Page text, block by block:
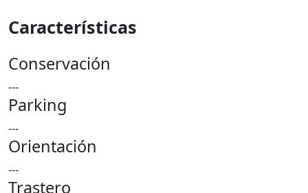
Características
Conservación
---
Parking
---
Orientación
---
Trastero